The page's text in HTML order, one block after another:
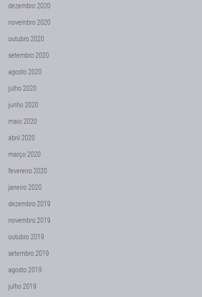
dezembro 2020
novembro 2020
outubro 2020
setembro 2020
agosto 2020
julho 2020
junho 2020
maio 2020
abril 2020
março 2020
fevereiro 2020
janeiro 2020
dezembro 2019
novembro 2019
outubro 2019
setembro 2019
agosto 2019
julho 2019